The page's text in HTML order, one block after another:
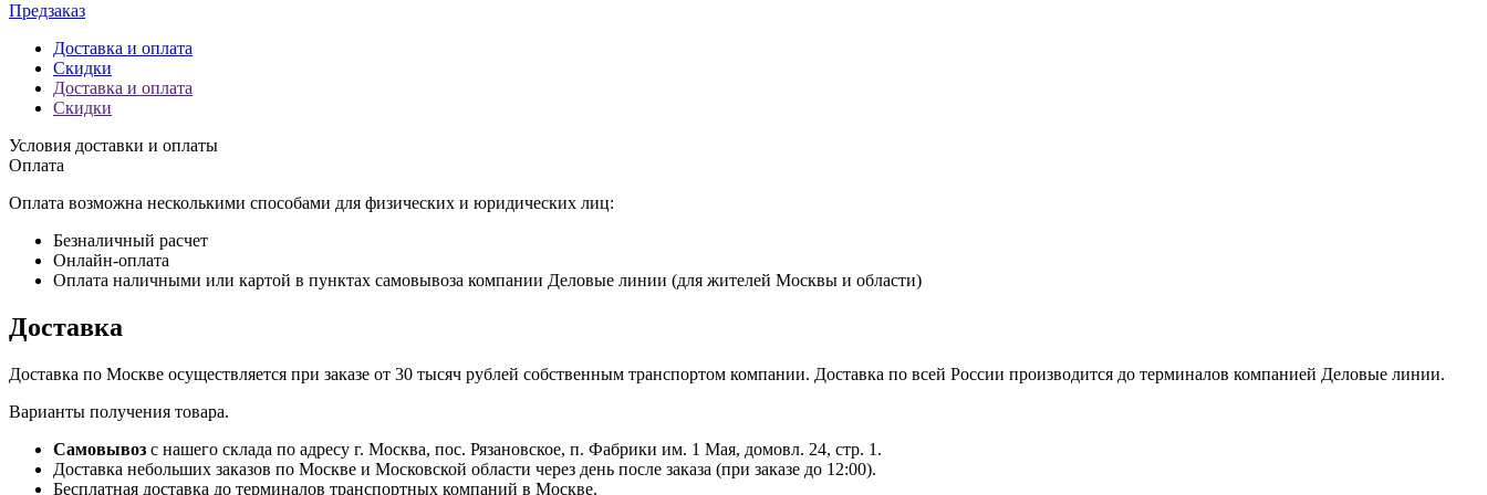
Предзаказ
Доставка и оплата
Скидки
Доставка и оплата
Скидки
Условия доставки и оплаты
Оплата
Оплата возможна несколькими способами для физических и юридических лиц:
Безналичный расчет
Онлайн-оплата
Оплата наличными или картой в пунктах самовывоза компании Деловые линии (для жителей Москвы и области)
Доставка
Доставка по Москве осуществляется при заказе от 30 тысяч рублей собственным транспортом компании. Доставка по всей России производится до терминалов компанией Деловые линии.
Варианты получения товара.
Самовывоз с нашего склада по адресу г. Москва, пос. Рязановское, п. Фабрики им. 1 Мая, домовл. 24, стр. 1.
Доставка небольших заказов по Москве и Московской области через день после заказа (при заказе до 12:00).
Бесплатная доставка до терминалов транспортных компаний в Москве.